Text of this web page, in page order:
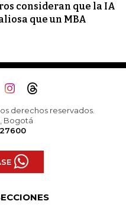
consideran que la IA
que un MBA
derechos reservados.
Bogotá